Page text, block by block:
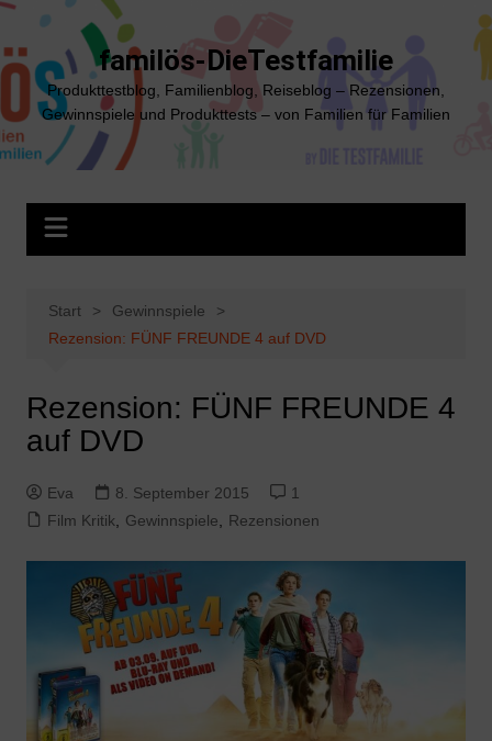
Zum
springen
familös-DieTestfamilie
Produkttestblog, Familienblog, Reiseblog – Rezensionen,
Gewinnspiele und Produkttests – von Familien für Familien
Start
Gewinnspiele
Rezension: FÜNF FREUNDE 4 auf DVD
Rezension: FÜNF FREUNDE 4
auf DVD
Eva 8. September 2015
1
Film Kritik
Gewinnspiele Rezensionen